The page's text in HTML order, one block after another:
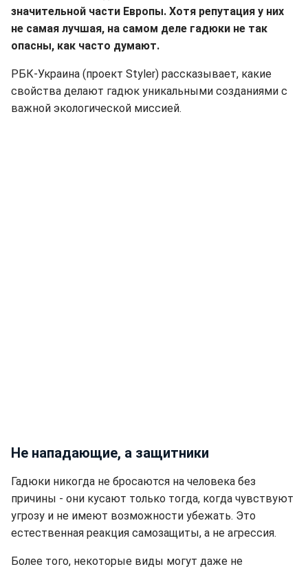
значительной части Европы. Хотя репутация у них
не самая лучшая, на самом деле гадюки не так
опасны, как часто думают.
РБК-Украина (проект Styler) рассказывает, какие
свойства делают гадюк уникальными созданиями с
важной экологической миссией.
Не нападающие, а защитники
Гадюки никогда не бросаются на человека без
причины - они кусают только тогда, когда чувствуют
угрозу и не имеют возможности убежать. Это
естественная реакция самозащиты, а не агрессия.
Более того, некоторые виды могут даже не